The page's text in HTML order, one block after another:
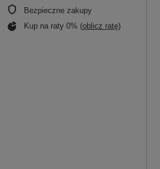
Bezpieczne zakupy
Kup na raty 0% (oblicz ratę)